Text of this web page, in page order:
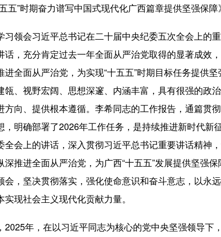
五”时期奋力谱写中国式现代化广西篇章提供坚强保障
领会习近平总书记在二十届中央纪委五次全会上的
话，充分肯定过去一年全面从严治党取得的显著成效
进全面从严治党，为实现“十五五”时期目标任务提供
瓴、视野宏阔、思想深邃、内涵丰富，具有很强的政
方向、提供根本遵循。李希同志的工作报告，通篇贯
，明确部署了2026年工作任务，是持续推进新时代
全会上的讲话，深入贯彻习近平总书记重要讲话精神
深推进全面从严治党，为广西“十五五”发展提供坚强
会，坚决贯彻落实，强化使命意识和奋斗意志，以永
实现社会主义现代化贡献力量。
年，在以习近平同志为核心的党中央坚强领导下，